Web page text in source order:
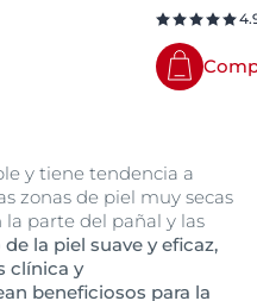
y tiene tendencia a
zonas de piel muy secas
parte del pañal y las
la piel suave y eficaz,
clínica y
beneficiosos para la